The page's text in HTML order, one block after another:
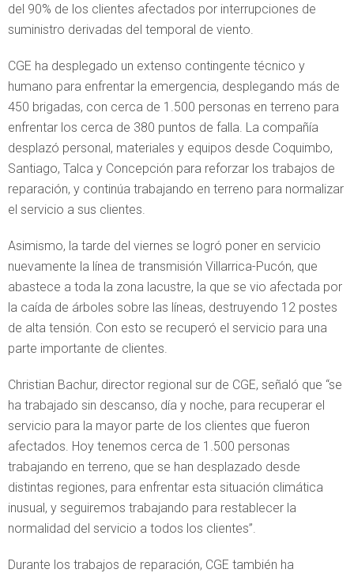
del 90% de los clientes afectados por interrupciones de
suministro derivadas del temporal de viento.
CGE ha desplegado un extenso contingente técnico y
humano para enfrentar la emergencia, desplegando más de
450 brigadas, con cerca de 1.500 personas en terreno para
enfrentar los cerca de 380 puntos de falla. La compañía
desplazó personal, materiales y equipos desde Coquimbo,
Santiago, Talca y Concepción para reforzar los trabajos de
reparación, y continúa trabajando en terreno para normalizar
el servicio a sus clientes.
Asimismo, la tarde del viernes se logró poner en servicio
nuevamente la línea de transmisión Villarrica-Pucón, que
abastece a toda la zona lacustre, la que se vio afectada por
la caída de árboles sobre las líneas, destruyendo 12 postes
de alta tensión. Con esto se recuperó el servicio para una
parte importante de clientes.
Christian Bachur, director regional sur de CGE, señaló que “se
ha trabajado sin descanso, día y noche, para recuperar el
servicio para la mayor parte de los clientes que fueron
afectados. Hoy tenemos cerca de 1.500 personas
trabajando en terreno, que se han desplazado desde
distintas regiones, para enfrentar esta situación climática
inusual, y seguiremos trabajando para restablecer la
normalidad del servicio a todos los clientes”.
Durante los trabajos de reparación, CGE también ha